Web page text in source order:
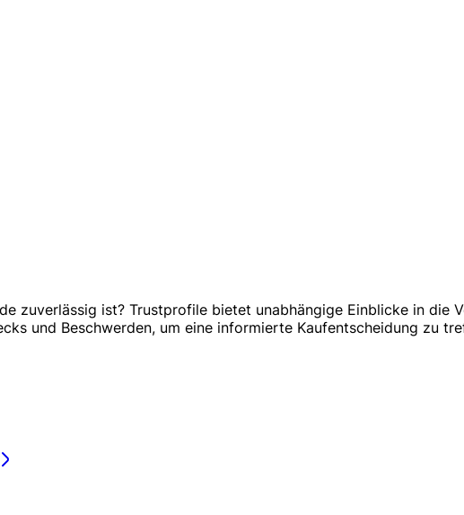
zuverlässig ist? Trustprofile bietet unabhängige Einblicke in die
und Beschwerden, um eine informierte Kaufentscheidung zu